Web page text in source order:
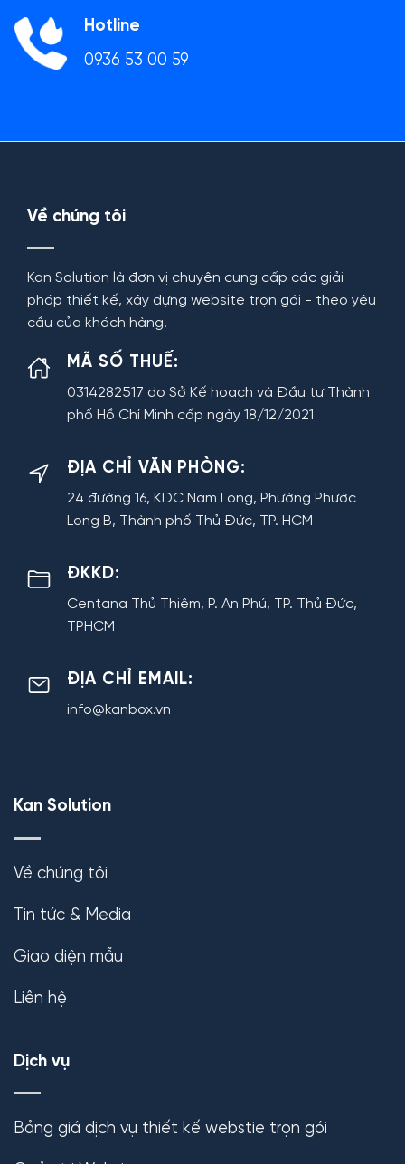
Hotline
0936 53 00 59
Về chúng tôi
Kan Solution là đơn vị chuyên cung cấp các giải
pháp thiết kế, xây dựng website trọn gói - theo yêu
cầu của khách hàng.
MÃ SỐ THUẾ:
0314282517 do Sở Kế hoạch và Đầu tư Thành
phố Hồ Chí Minh cấp ngày 18/12/2021
ĐỊA CHỈ VĂN PHÒNG:
24 đường 16, KDC Nam Long, Phường Phước
Long B, Thành phố Thủ Đức, TP. HCM
ĐKKD:
Centana Thủ Thiêm, P. An Phú, TP. Thủ Đức,
TPHCM
ĐỊA CHỈ EMAIL:
info@kanbox.vn
Kan Solution
Về chúng tôi
Tin tức & Media
Giao diện mẫu
Liên hệ
Dịch vụ
Bảng giá dịch vụ thiết kế webstie trọn gói